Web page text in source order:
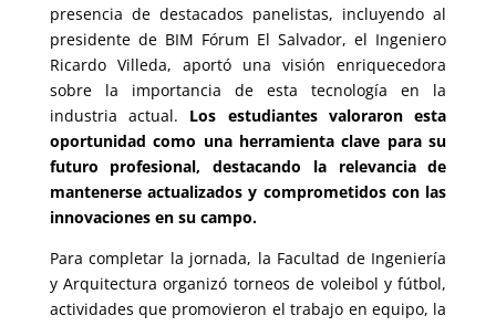
presencia de destacados panelistas, incluyendo al
presidente de BIM Fórum El Salvador, el Ingeniero
Ricardo Villeda, aportó una visión enriquecedora
sobre la importancia de esta tecnología en la
industria actual. Los estudiantes valoraron esta
oportunidad como una herramienta clave para su
futuro profesional, destacando la relevancia de
mantenerse actualizados y comprometidos con las
innovaciones en su campo.
Para completar la jornada, la Facultad de Ingeniería
y Arquitectura organizó torneos de voleibol y fútbol,
actividades que promovieron el trabajo en equipo, la